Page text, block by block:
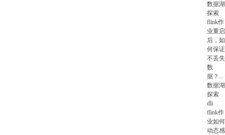
数据湖
探索
flink作
业重启
后，如
何保证
不丢失
数
据？ ...
数据湖
探索
dli
flink作
业如何
动态感